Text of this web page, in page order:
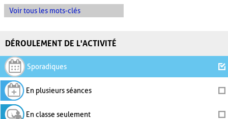
Voir tous les mots-clés
DÉROULEMENT DE L'ACTIVITÉ
Sporadiques
En plusieurs séances
En classe seulement